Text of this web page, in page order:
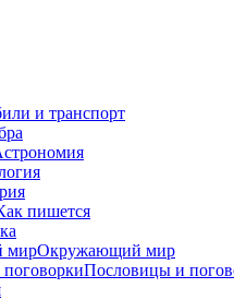
и транспорт
пишется
Окружающий мир
Пословицы и